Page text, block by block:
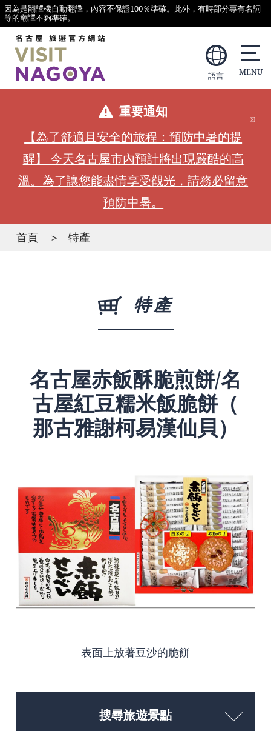
因為是翻譯機自動翻譯，內容不保證100％準確。此外，有時部分專有名詞
等的翻譯不夠準確。
語言
重要通知
【為了舒適且安全的旅程：預防中暑的提
醒】 今天名古屋市內預計將出現嚴酷的高
溫。為了讓您能盡情享受觀光，請務必留意
預防中暑。
首頁 特產
特產
名古屋赤飯酥脆煎餅/名
古屋紅豆糯米飯脆餅（
那古雅謝柯易漢仙貝）
表面上放著豆沙的脆餅
搜尋旅遊景點